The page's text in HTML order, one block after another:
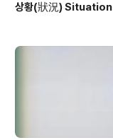
상황(狀況) Situation